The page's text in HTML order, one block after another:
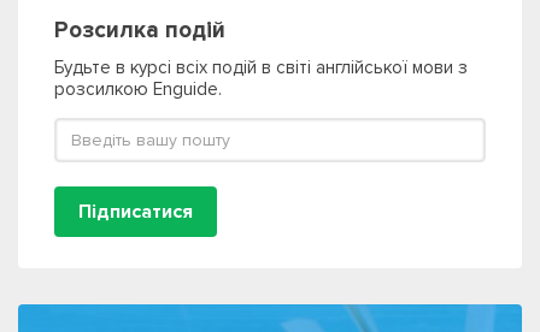
Розсилка подій
Будьте в курсі всіх подій в світі англійської мови з
розсилкою Enguide.
Підписатися